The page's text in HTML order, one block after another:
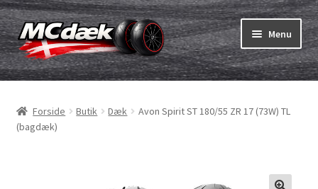
Spring
til
navigation
Spring
til
indhold
Menu
Dæk
Udfold
Slanger & fælgband
Udfold
Forside Butik Dæk
Avon Spirit ST 180/55 ZR 17 (73W) TL
(bagdæk)